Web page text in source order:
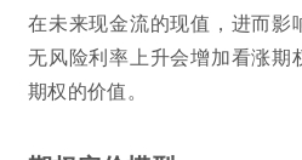
在未来现金流的现值，进而影
无风险利率上升会增加看涨期
期权的价值。